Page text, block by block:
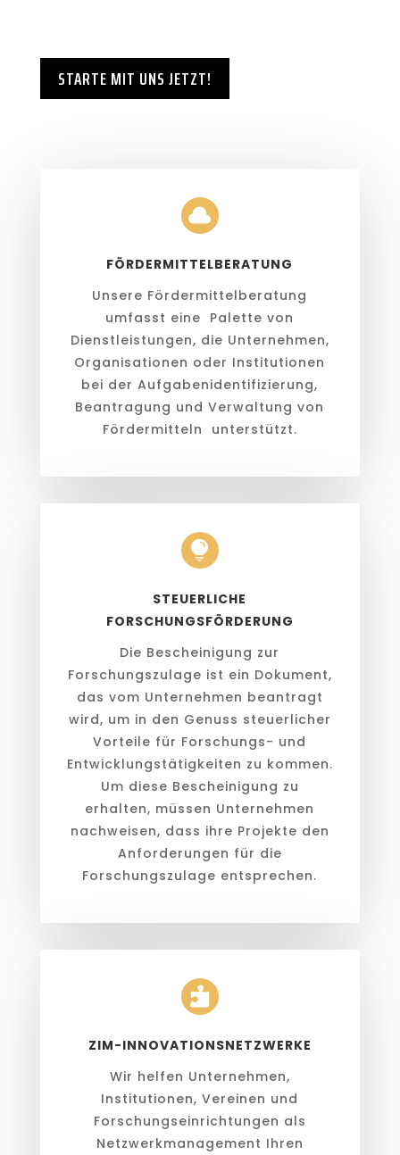
STARTE MIT UNS JETZT!

FÖRDERMITTELBERATUNG
Unsere Fördermittelberatung
umfasst eine Palette von
Dienstleistungen, die Unternehmen,
Organisationen oder Institutionen
bei der Aufgabenidentifizierung,
Beantragung und Verwaltung von
Fördermitteln unterstützt.

STEUERLICHE
FORSCHUNGSFÖRDERUNG
Die Bescheinigung zur
Forschungszulage ist ein Dokument,
das vom Unternehmen beantragt
wird, um in den Genuss steuerlicher
Vorteile für Forschungs- und
Entwicklungstätigkeiten zu kommen.
Um diese Bescheinigung zu
erhalten, müssen Unternehmen
nachweisen, dass ihre Projekte den
Anforderungen für die
Forschungszulage entsprechen.

ZIM-INNOVATIONSNETZWERKE
Wir helfen Unternehmen,
Institutionen, Vereinen und
Forschungseinrichtungen als
Netzwerkmanagement Ihren